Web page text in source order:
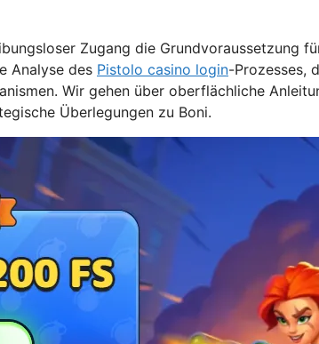
Zugang die Grundvoraussetzung
Analyse des Pistolo casino login-Prozesses,
Wir gehen über oberflächliche
Überlegungen zu Boni.